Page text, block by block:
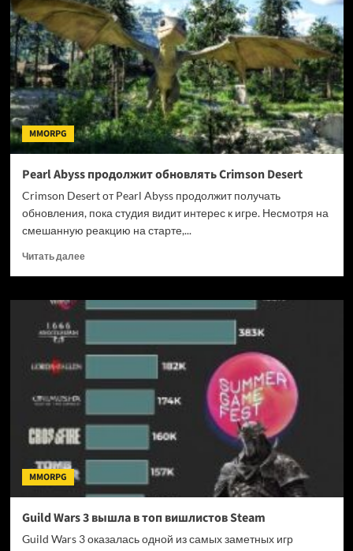
тысяч
игроков
и
перегрузила
серверы
MMORPG
Pearl Abyss продолжит обновлять Crimson Desert
Crimson Desert от Pearl Abyss продолжит получать
обновления, пока студия видит интерес к игре. Несмотря на
смешанную реакцию на старте,...
Читать далееПрочитать
Pearl
Abyss
обновлять
Crimson
MMORPG
Guild Wars 3 вышла в топ вишлистов Steam
Guild Wars 3 оказалась одной из самых заметных игр